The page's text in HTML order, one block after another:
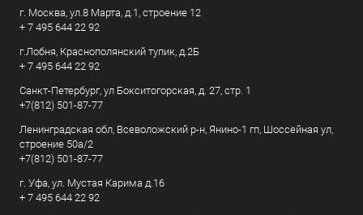
г. Москва, ул.8 Марта, д.1, строение 12
+ 7 495 644 22 92
г.Лобня, Краснополянский тупик, д.2Б
+ 7 495 644 22 92
Санкт-Петербург, ул Бокситогорская, д. 27, стр. 1
+7(812) 501-87-77
Ленинградская обл, Всеволожский р-н, Янино-1 гп, Шоссейная ул,
строение 50а/2
+7(812) 501-87-77
г. Уфа, ул. Мустая Карима д.16
+ 7 495 644 22 92